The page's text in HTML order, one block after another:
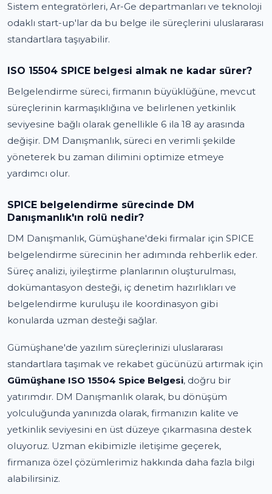
Sistem entegratörleri, Ar-Ge departmanları ve teknoloji
odaklı start-up'lar da bu belge ile süreçlerini uluslararası
standartlara taşıyabilir.
ISO 15504 SPICE belgesi almak ne kadar sürer?
Belgelendirme süreci, firmanın büyüklüğüne, mevcut
süreçlerinin karmaşıklığına ve belirlenen yetkinlik
seviyesine bağlı olarak genellikle 6 ila 18 ay arasında
değişir. DM Danışmanlık, süreci en verimli şekilde
yöneterek bu zaman dilimini optimize etmeye
yardımcı olur.
SPICE belgelendirme sürecinde DM
Danışmanlık'ın rolü nedir?
DM Danışmanlık, Gümüşhane'deki firmalar için SPICE
belgelendirme sürecinin her adımında rehberlik eder.
Süreç analizi, iyileştirme planlarının oluşturulması,
dokümantasyon desteği, iç denetim hazırlıkları ve
belgelendirme kuruluşu ile koordinasyon gibi
konularda uzman desteği sağlar.
Gümüşhane'de yazılım süreçlerinizi uluslararası
standartlara taşımak ve rekabet gücünüzü artırmak için
Gümüşhane ISO 15504 Spice Belgesi, doğru bir
yatırımdır. DM Danışmanlık olarak, bu dönüşüm
yolculuğunda yanınızda olarak, firmanızın kalite ve
yetkinlik seviyesini en üst düzeye çıkarmasına destek
oluyoruz. Uzman ekibimizle iletişime geçerek,
firmanıza özel çözümlerimiz hakkında daha fazla bilgi
alabilirsiniz.